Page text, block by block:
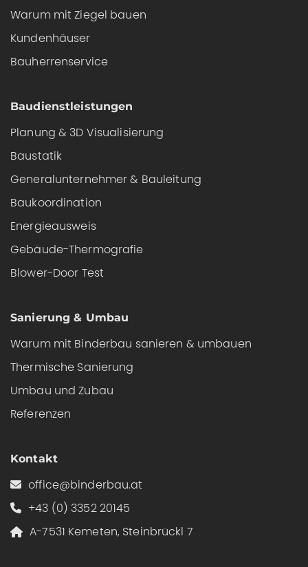
Warum mit Ziegel bauen
Kundenhäuser
Bauherrenservice
Baudienstleistungen
Planung & 3D Visualisierung
Baustatik
Generalunternehmer & Bauleitung
Baukoordination
Energieausweis
Gebäude-Thermografie
Blower-Door Test
Sanierung & Umbau
Warum mit Binderbau sanieren & umbauen
Thermische Sanierung
Umbau und Zubau
Referenzen
Kontakt
office@binderbau.at
+43 (0) 3352 20145
A-7531 Kemeten, Steinbrückl 7